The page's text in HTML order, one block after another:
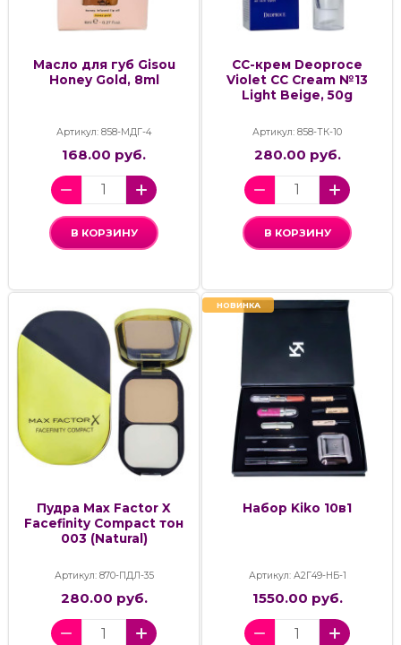
Масло для губ Gisou
Honey Gold, 8ml
Артикул: 858-МДГ-4
168.00 руб.
В КОРЗИНУ
СС-крем Deoproce
Violet CC Cream №13
Light Beige, 50g
Артикул: 858-ТК-10
280.00 руб.
В КОРЗИНУ
Пудра Max Factor X
Facefinity Compact тон
003 (Natural)
Артикул: 870-ПДЛ-35
280.00 руб.
НОВИНКА
Набор Kiko 10в1
Артикул: А2Г49-НБ-1
1550.00 руб.